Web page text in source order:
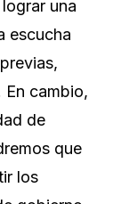
una
escucha
cambio,
de
que
los